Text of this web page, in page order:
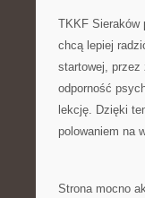
TKKF Sieraków
chcą lepiej
startowej, przez
odporność
lekcję. Dzięki
polowaniem na
Strona mocno